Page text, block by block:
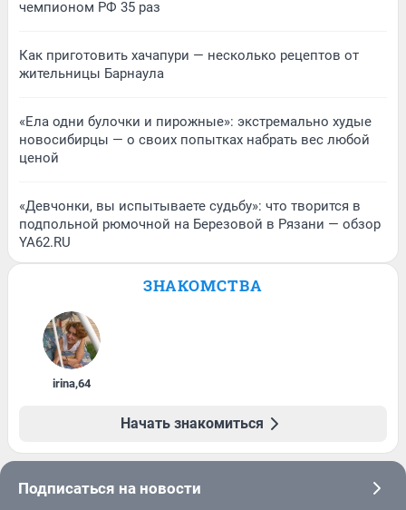
чемпионом РФ 35 раз
Как приготовить хачапури — несколько рецептов от
жительницы Барнаула
«Ела одни булочки и пирожные»: экстремально худые
новосибирцы — о своих попытках набрать вес любой
ценой
«Девчонки, вы испытываете судьбу»: что творится в
подпольной рюмочной на Березовой в Рязани — обзор
YA62.RU
ЗНАКОМСТВА
irina,64
Начать знакомиться
Подписаться на новости